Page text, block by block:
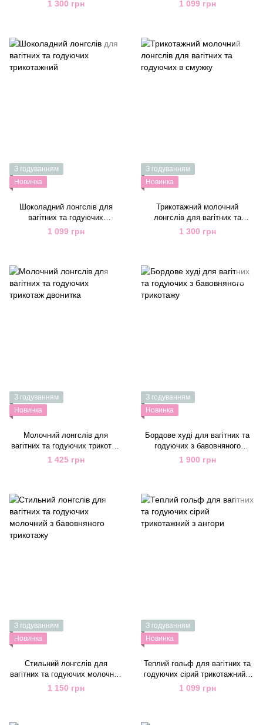
1 300 грн 1 099 грн
З годуванням
Новинка
Шоколадний лонгслів для
вагітних та годуючих
трикотажний
1 099 грн
З годуванням
Новинка
Трикотажний молочний
лонгслів для вагітних та
годуючих в смужку
1 300 грн
З годуванням
Новинка
Молочний лонгслів для
вагітних та годуючих трикотаж
двонитка
1 425 грн
З годуванням
Новинка
Бордове худі для вагітних та
годуючих з бавовняного
трикотажу
1 900 грн
З годуванням
Новинка
Стильний лонгслів для
вагітних та годуючих молочний
з бавовняного трикотажу
1 150 грн
З годуванням
Новинка
Теплий гольф для вагітних та
годуючих сірий трикотажний з
ангори
1 099 грн